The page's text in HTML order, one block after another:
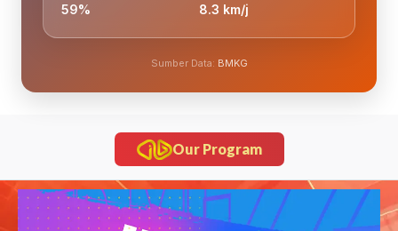
59% 8.3 km/j
Sumber Data: BMKG
Our Program